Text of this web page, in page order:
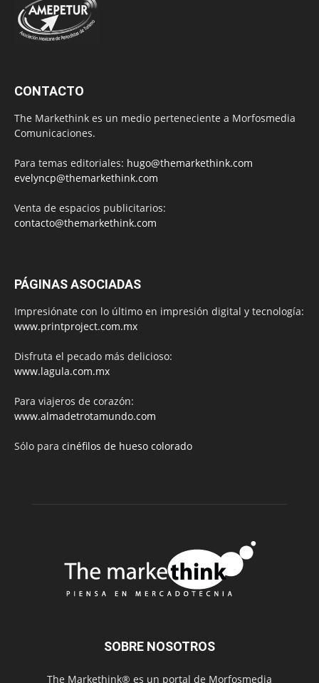
CONTACTO
The Markethink es un medio perteneciente a Morfosmedia
Comunicaciones.
Para temas editoriales: hugo@themarkethink.com
evelyncp@themarkethink.com
Venta de espacios publicitarios:
contacto@themarkethink.com
PÁGINAS ASOCIADAS
Impresiónate con lo último en impresión digital y tecnología:
www.printproject.com.mx
Disfruta el pecado más delicioso:
www.lagula.com.mx
Para viajeros de corazón:
www.almadetrotamundo.com
Sólo para cinéfilos de hueso colorado
SOBRE NOSOTROS
The Markethink® es un portal de Morfosmedia